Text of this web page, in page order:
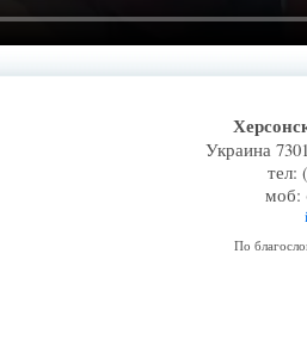
Украина
тел:
моб:
По